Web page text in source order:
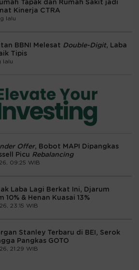
Tapak dan Rumah Sakit jadi
Kinerja CTRA
lalu
BBNI Melesat Double-Digit, Laba
Tipis
lalu
Offer, Bobot MAPI Dipangkas
Picu Rebalancing
09:25 WIB
Laba Lagi Berkat Ini, Djarum
10% & Henan Kuasai 13%
23:15 WIB
Stanley Terbaru di BEI, Serok
Pangkas GOTO
21:29 WIB